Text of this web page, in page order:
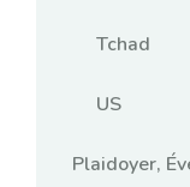
Tchad
US
Plaidoyer,